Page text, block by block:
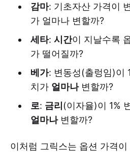
감마: 기초자산 가격이
가 얼마나 변할까?
세타: 시간이 지날수록
가 떨어질까?
베가: 변동성(출렁임)이
치가 얼마나변할까?
로: 금리(이자율)이 1%
얼마나변할까?
이처럼 그릭스는 옵션 가격